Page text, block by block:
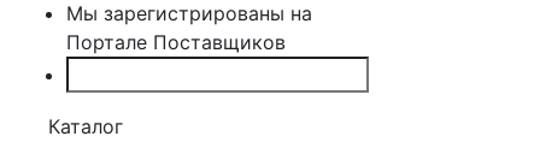
Мы зарегистрированы на
Портале Поставщиков
Каталог